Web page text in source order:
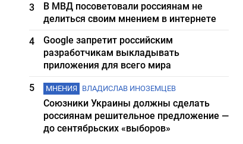
3
В МВД посоветовали россиянам не
делиться своим мнением в интернете
4
Google запретит российским
разработчикам выкладывать
приложения для всего мира
5
МНЕНИЯ ВЛАДИСЛАВ ИНОЗЕМЦЕВ
Союзники Украины должны сделать
россиянам решительное предложение —
до сентябрьских «выборов»